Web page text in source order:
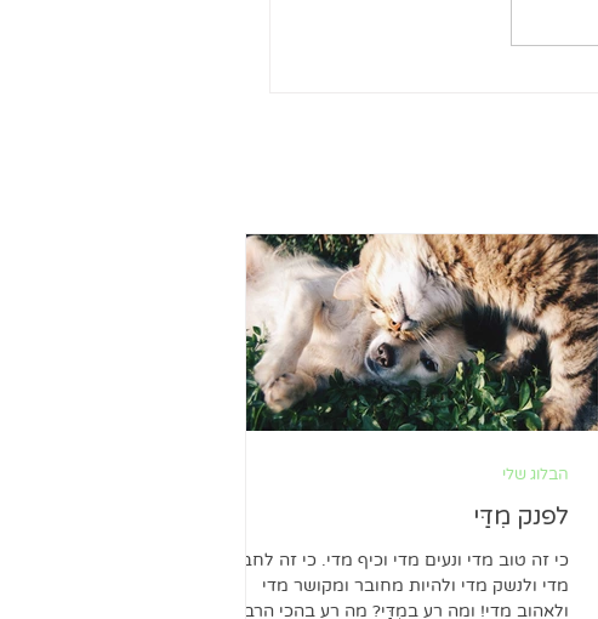
לפנק מִדַּי
כי זה טוב מדי ונעים מדי וכיף מדי. כי זה לחבק
מדי ולנשק מדי ולהיות מחובר ומקושר מדי
ולאהוב מדי! ומה רע במִדַּי? מה רע בהכי הרבה
הבלוג שלי